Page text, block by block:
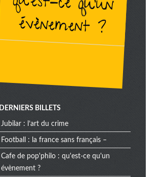
évènement ?
DERNIERS BILLETS
jubilar : l’art du crime
football : la france sans français –
cafe de pop'philo : qu'est-ce qu'un
évènement ?